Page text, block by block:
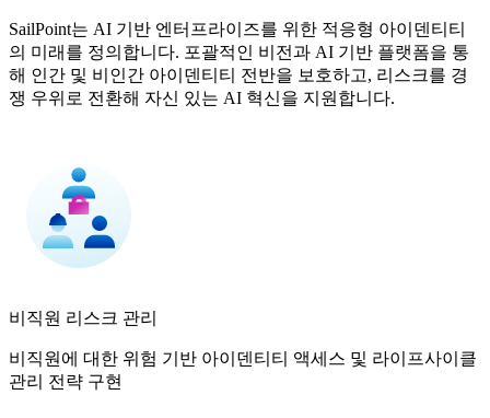
SailPoint는 AI 기반 엔터프라이즈를 위한 적응형 아이덴티티
의 미래를 정의합니다. 포괄적인 비전과 AI 기반 플랫폼을 통
해 인간 및 비인간 아이덴티티 전반을 보호하고, 리스크를 경
쟁 우위로 전환해 자신 있는 AI 혁신을 지원합니다.
비직원 리스크 관리
비직원에 대한 위험 기반 아이덴티티 액세스 및 라이프사이클
관리 전략 구현